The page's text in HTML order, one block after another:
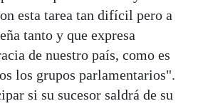
esta tarea tan difícil pero a
tanto y que expresa
de nuestro país, como es
los grupos parlamentarios".
si su sucesor saldrá de su